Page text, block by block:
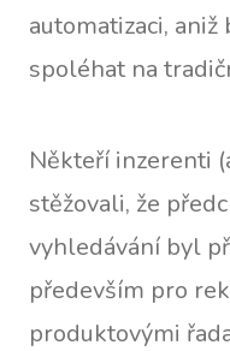
automatizaci,
spoléhat na
Někteří inzerenti
stěžovali, že
vyhledávání byl
především pro
produktovými